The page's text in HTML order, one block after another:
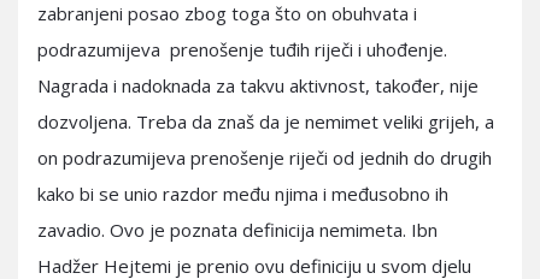
zabranjeni posao zbog toga što on obuhvata i
podrazumijeva prenošenje tuđih riječi i uhođenje.
Nagrada i nadoknada za takvu aktivnost, također, nije
dozvoljena. Treba da znaš da je nemimet veliki grijeh, a
on podrazumijeva prenošenje riječi od jednih do drugih
kako bi se unio razdor među njima i međusobno ih
zavadio. Ovo je poznata definicija nemimeta. Ibn
Hadžer Hejtemi je prenio ovu definiciju u svom djelu